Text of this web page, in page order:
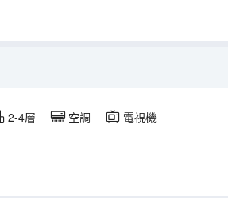
2-4層 空調 電視機